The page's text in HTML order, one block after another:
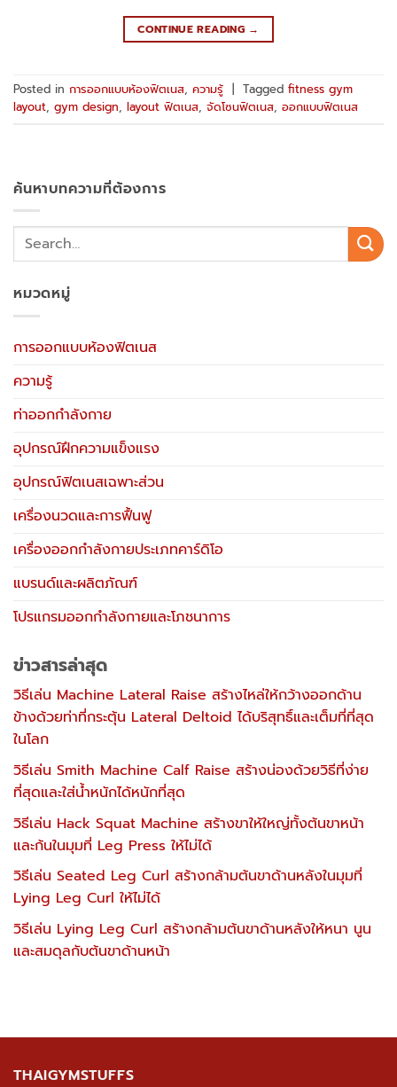
CONTINUE READING →
Posted in การออกแบบห้องฟิตเนส, ความรู้ | Tagged fitness gym
layout, gym design, layout ฟิตเนส, จัดโซนฟิตเนส, ออกแบบฟิตเนส
ค้นหาบทความที่ต้องการ
หมวดหมู่
การออกแบบห้องฟิตเนส
ความรู้
ท่าออกกำลังกาย
อุปกรณ์ฝึกความแข็งแรง
อุปกรณ์ฟิตเนสเฉพาะส่วน
เครื่องนวดและการฟื้นฟู
เครื่องออกกำลังกายประเภทคาร์ดิโอ
แบรนด์และผลิตภัณฑ์
โปรแกรมออกกำลังกายและโภชนาการ
ข่าวสารล่าสุด
วิธีเล่น Machine Lateral Raise สร้างไหล่ให้กว้างออกด้าน
ข้างด้วยท่าที่กระตุ้น Lateral Deltoid ได้บริสุทธิ์และเต็มที่ที่สุด
ในโลก
วิธีเล่น Smith Machine Calf Raise สร้างน่องด้วยวิธีที่ง่าย
ที่สุดและใส่น้ำหนักได้หนักที่สุด
วิธีเล่น Hack Squat Machine สร้างขาให้ใหญ่ทั้งต้นขาหน้า
และก้นในมุมที่ Leg Press ให้ไม่ได้
วิธีเล่น Seated Leg Curl สร้างกล้ามต้นขาด้านหลังในมุมที่
Lying Leg Curl ให้ไม่ได้
วิธีเล่น Lying Leg Curl สร้างกล้ามต้นขาด้านหลังให้หนา นูน
และสมดุลกับต้นขาด้านหน้า
THAIGYMSTUFFS